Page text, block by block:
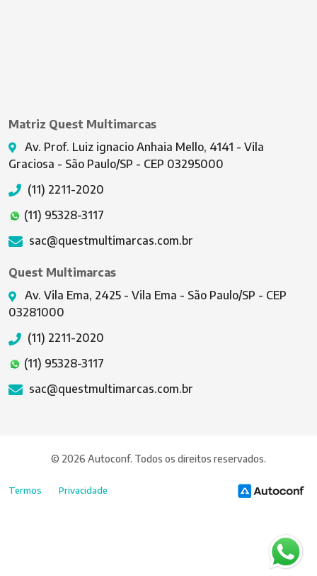
Matriz Quest Multimarcas
Av. Prof. Luiz ignacio Anhaia Mello, 4141 - Vila
Graciosa - São Paulo/SP - CEP 03295000
(11) 2211-2020
(11) 95328-3117
sac@questmultimarcas.com.br
Quest Multimarcas
Av. Vila Ema, 2425 - Vila Ema - São Paulo/SP - CEP
03281000
(11) 2211-2020
(11) 95328-3117
sac@questmultimarcas.com.br
© 2026 Autoconf. Todos os direitos reservados.
Termos Privacidade